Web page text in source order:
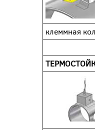
клеммная